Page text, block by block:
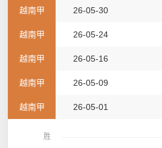
越南甲 26-05-30
越南甲 26-05-24
越南甲 26-05-16
越南甲 26-05-09
越南甲 26-05-01
胜